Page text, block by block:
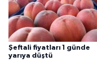
Şeftali fiyatları 1 günde
yarıya düştü